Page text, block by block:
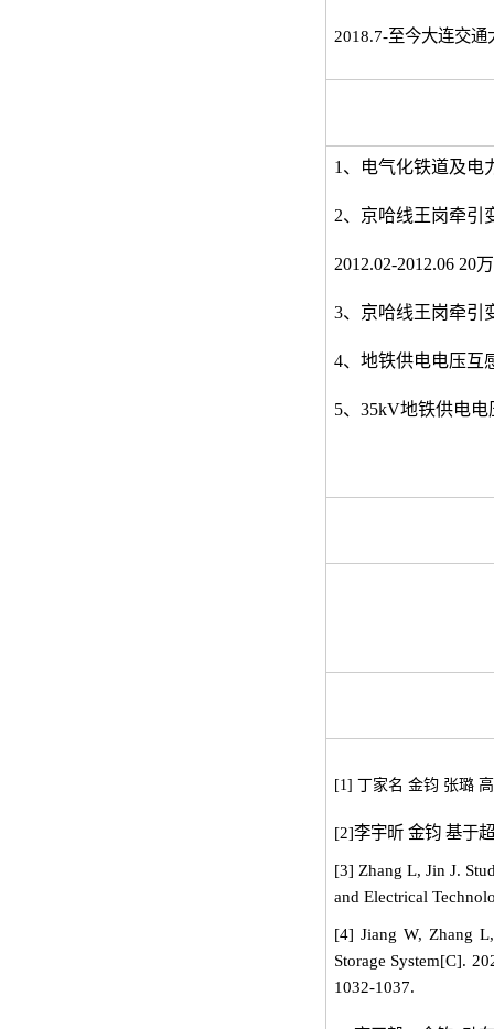
2018.7-至今大连交通
1 、电气化铁道及电
2、京哈线王岗牵引
2012.02-2012.06 20
3、京哈线王岗牵引
4、地铁供电电压互
5、 35kV地铁供电电
[1] 丁家名 金钧 张璐
[2]李宇昕 金钧 基于
[3] Zhang L, Jin J.
and Electrical
[4] Jiang W, Zhang
Storage System[C].
1032-1037.